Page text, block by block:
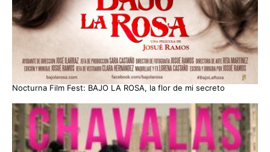
Nocturna Film Fest: BAJO LA ROSA, la flor de mi secreto